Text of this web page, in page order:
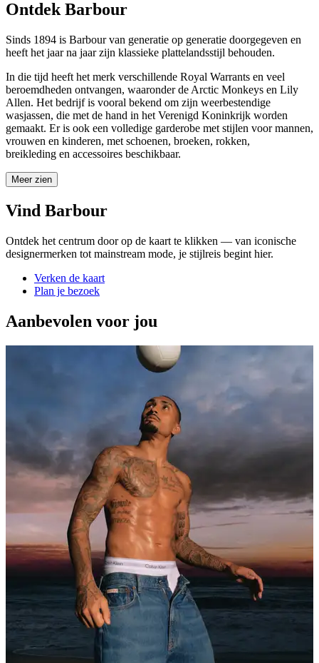
Ontdek Barbour
Sinds 1894 is Barbour van generatie op generatie doorgegeven en
heeft het jaar na jaar zijn klassieke plattelandsstijl behouden.
In die tijd heeft het merk verschillende Royal Warrants en veel
beroemdheden ontvangen, waaronder de Arctic Monkeys en Lily
Allen. Het bedrijf is vooral bekend om zijn weerbestendige
wasjassen, die met de hand in het Verenigd Koninkrijk worden
gemaakt. Er is ook een volledige garderobe met stijlen voor mannen,
vrouwen en kinderen, met schoenen, broeken, rokken,
breikleding en accessoires beschikbaar.
Meer zien
Vind Barbour
Ontdek het centrum door op de kaart te klikken — van iconische
designermerken tot mainstream mode, je stijlreis begint hier.
Verken de kaart
Plan je bezoek
Aanbevolen voor jou